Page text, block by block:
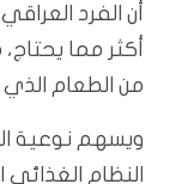
أن الفرد
أكثر مما
من الطعام
ويسهم نوعية
النظام الغذائي